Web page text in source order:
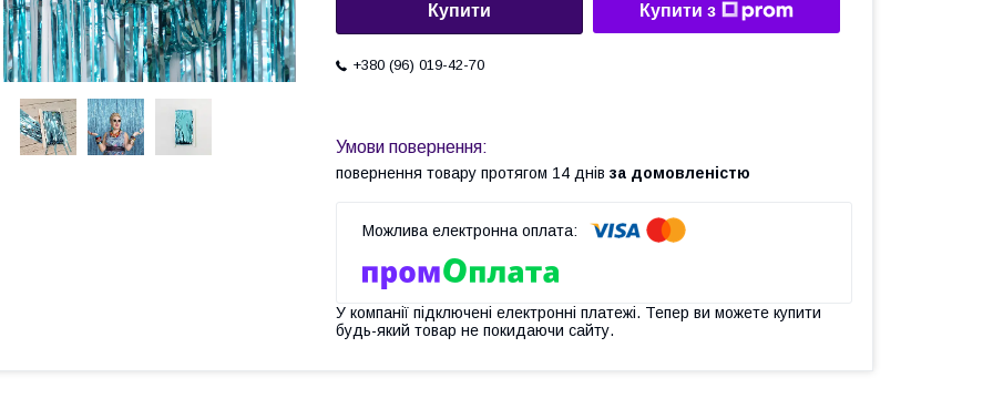
Купити Купити з
+380 (96) 019-42-70
повернення товару протягом 14 днів за домовленістю
У компанії підключені електронні платежі. Тепер ви можете купити
будь-який товар не покидаючи сайту.